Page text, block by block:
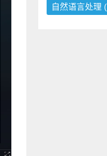
自然语言处理